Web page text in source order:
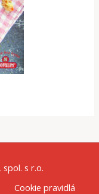
s r.o.
Cookie pravidlá